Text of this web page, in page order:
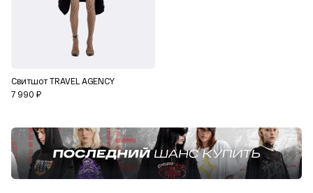
Свитшот TRAVEL AGENCY
7 990 ₽